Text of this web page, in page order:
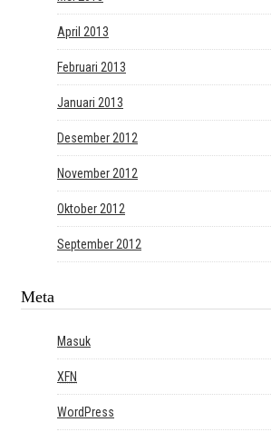
April 2013
Februari 2013
Januari 2013
Desember 2012
November 2012
Oktober 2012
September 2012
Meta
Masuk
XFN
WordPress